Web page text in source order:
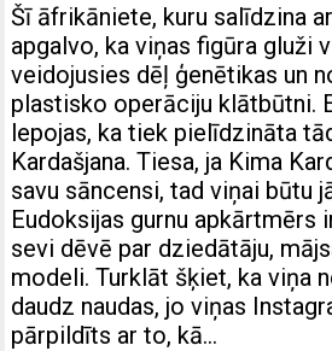
Šī āfrikāniete, kuru salīdzina
apgalvo, ka viņas figūra gluži
veidojusies dēļ ģenētikas un
plastisko operāciju klātbūtni.
lepojas, ka tiek pielīdzināta
Kardašjana. Tiesa, ja Kima
savu sāncensi, tad viņai būtu
Eudoksijas gurnu apkārtmērs
sevi dēvē par dziedātāju,
modeli. Turklāt šķiet, ka viņa
daudz naudas, jo viņas
pārpildīts ar to, kā…